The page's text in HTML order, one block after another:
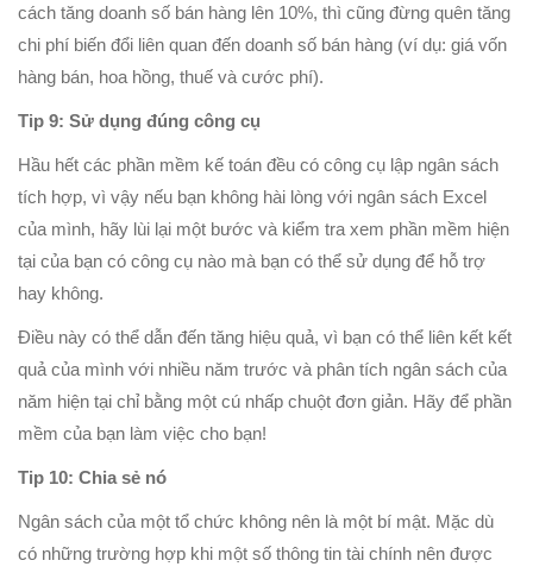
cách tăng doanh số bán hàng lên 10%, thì cũng đừng quên tăng
chi phí biến đổi liên quan đến doanh số bán hàng (ví dụ: giá vốn
hàng bán, hoa hồng, thuế và cước phí).
Tip 9: Sử dụng đúng công cụ
Hầu hết các phần mềm kế toán đều có công cụ lập ngân sách
tích hợp, vì vậy nếu bạn không hài lòng với ngân sách Excel
của mình, hãy lùi lại một bước và kiểm tra xem phần mềm hiện
tại của bạn có công cụ nào mà bạn có thể sử dụng để hỗ trợ
hay không.
Điều này có thể dẫn đến tăng hiệu quả, vì bạn có thể liên kết kết
quả của mình với nhiều năm trước và phân tích ngân sách của
năm hiện tại chỉ bằng một cú nhấp chuột đơn giản. Hãy để phần
mềm của bạn làm việc cho bạn!
Tip 10: Chia sẻ nó
Ngân sách của một tổ chức không nên là một bí mật. Mặc dù
có những trường hợp khi một số thông tin tài chính nên được